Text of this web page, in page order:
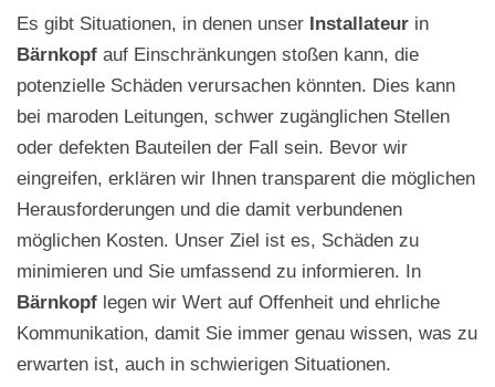
Es gibt Situationen, in denen unser Installateur in
Bärnkopf auf Einschränkungen stoßen kann, die
potenzielle Schäden verursachen könnten. Dies kann
bei maroden Leitungen, schwer zugänglichen Stellen
oder defekten Bauteilen der Fall sein. Bevor wir
eingreifen, erklären wir Ihnen transparent die möglichen
Herausforderungen und die damit verbundenen
möglichen Kosten. Unser Ziel ist es, Schäden zu
minimieren und Sie umfassend zu informieren. In
Bärnkopf legen wir Wert auf Offenheit und ehrliche
Kommunikation, damit Sie immer genau wissen, was zu
erwarten ist, auch in schwierigen Situationen.